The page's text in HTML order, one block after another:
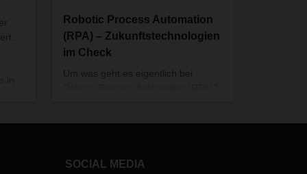
Robotic Process Automation
(RPA) – Zukunftstechnologien
im Check
Um was geht es eigentlich bei
SOCIAL MEDIA